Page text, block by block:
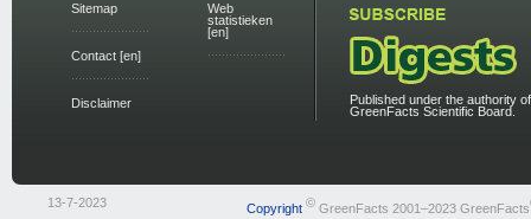
Sitemap
Contact [en]
Disclaimer
Web
statistieken
[en]
Published under the authority
GreenFacts Scientific Board.
13-7-2023 Copyright © GreenFacts 2001–2023 GreenFacts